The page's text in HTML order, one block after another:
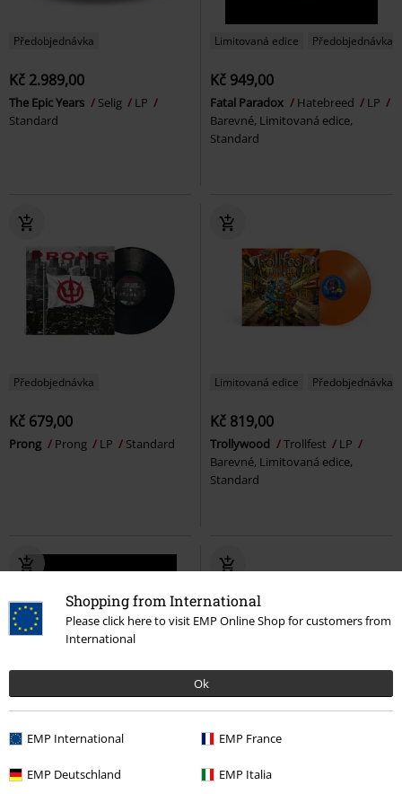
Shopping from International
Please click here to visit EMP Online Shop for customers from
International
Ok
EMP International EMP France
EMP Deutschland EMP Italia
Předobjednávka
Kč 2.989,00
The Epic Years Selig
LP
Standard
Limitovaná edice Předobjednávka
Kč 949,00
Fatal Paradox Hatebreed
LP
Barevné, Limitovaná edice,
Standard
Předobjednávka
Kč 679,00
Prong Prong LP Standard
Limitovaná edice Předobjednávka
Kč 819,00
Trollywood Trollfest
LP
Barevné, Limitovaná edice,
Standard
Indigo Painstream